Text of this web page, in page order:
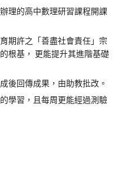
理的高中數理研習課程開課
期許之「善盡社會責任」宗
根基， 更能提升其進階基礎
後回傳成果，由助教批改。
學習，且每周更能經過測驗